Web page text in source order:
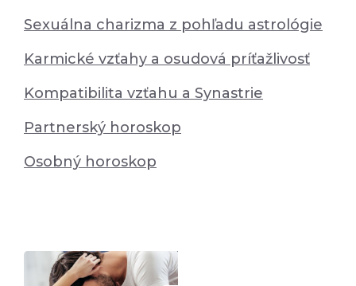
Sexuálna charizma z pohľadu astrológie
Karmické vzťahy a osudová príťažlivosť
Kompatibilita vzťahu a Synastrie
Partnerský horoskop
Osobný horoskop